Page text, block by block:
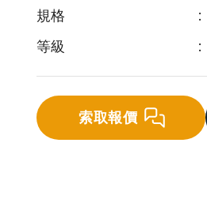
規格
:
等級
:
索取報價